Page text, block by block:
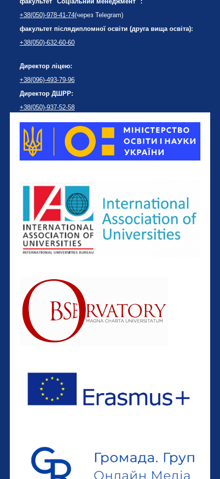
+38(050)-978-41-74(через Telegram)
факультет післядипломної освіти (друга вища освіта):
+38(050)-632-60-60
Директор ліцею:
+38(096)-493-79-96
Директор ДШРР:
+38(050)-937-52-58